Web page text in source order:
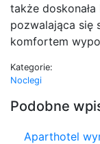
także
pozwalająca się
komfortem
Kategorie:
Noclegi
Podobne
Aparthotel